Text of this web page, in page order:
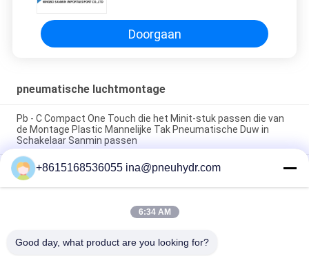
Doorgaan
pneumatische luchtmontage
Pb - C Compact One Touch die het Minit-stuk passen die van
de Montage Plastic Mannelijke Tak Pneumatische Duw in
Schakelaar Sanmin passen
NBSANMINSE van de de Montagegeluiddemper van de C
Pneumatische Lucht van de het Gaspedaalklep Pneumatische
het Messingsknalpot
Messing van de de Luchtmontage van de Rcdraad KF het
+8615168536055 ina@pneuhydr.com
6:34 AM
Good day, what product are you looking for?